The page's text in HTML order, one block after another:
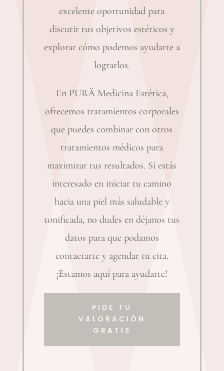
excelente oportunidad para
discutir tus objetivos estéticos y
explorar cómo podemos ayudarte a
lograrlos.
En PURÄ Medicina Estética,
ofrecemos tratamientos corporales
que puedes combinar con otros
tratamientos médicos para
maximizar tus resultados. Si estás
interesado en iniciar tu camino
hacia una piel más saludable y
tonificada, no dudes en déjanos tus
datos para que podamos
contactarte y agendar tu cita.
¡Estamos aquí para ayudarte!
PIDE TU
VALORACIÓN
GRATIS